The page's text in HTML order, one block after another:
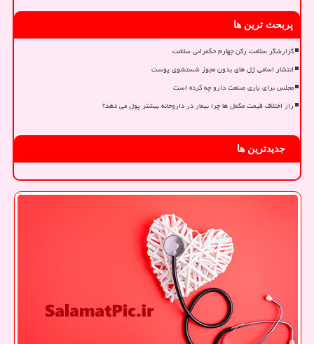
پربحث ترین ها
گزارشگر سلامت رکن چهارم حکمرانی سلامت
انتشار اسامی ژل های بدون مجوز شستشوی پوست
مجلس برای یاری صنعت دارو چه کرده است
راز اختلاف قیمت مکمل ها چرا بیمار در داروخانه بیشتر پول می دهد؟
جدیدترین ها